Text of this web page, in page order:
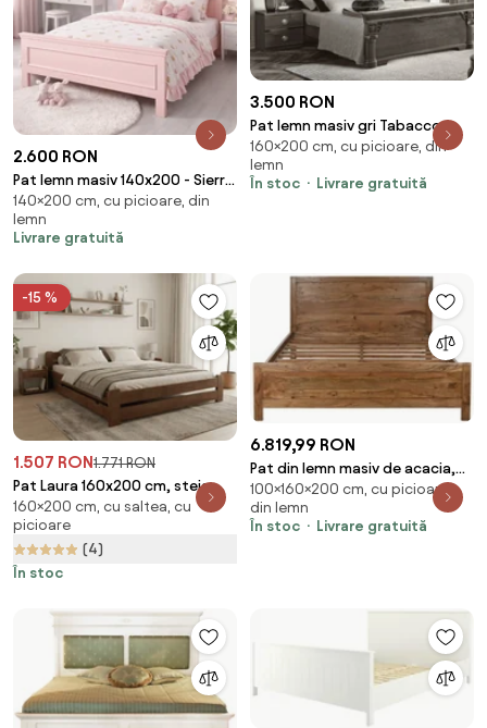
2.600 RON
Pat lemn masiv 140x200 - Sierra
(Personalizabil)
140×200 cm, cu picioare, din
lemn
Livrare gratuită
3.500 RON
Pat lemn masiv gri Tabacco
Lucios 160x200cm
160×200 cm, cu picioare, din
lemn
În stoc
Livrare gratuită
-15 %
1.507 RON1.771 RON
Pat Laura 160x200 cm, stejar
Saltele: Cu saltele Sommera 18
cm, Somiera pat: Cu lamele
drepte
160×200 cm, cu saltea, cu
picioare
(4)
În stoc
6.819,99 RON
Pat din lemn masiv de acacia,
160x200 cm, "Lombok"
100×160×200 cm, cu picioare,
din lemn
În stoc
Livrare gratuită